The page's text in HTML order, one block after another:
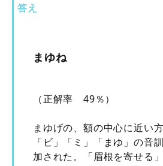
答え
まゆね
（正解率 49％）
まゆげの、額の中心に近い
「ビ」「ミ」「まゆ」の音
加された。「眉根を寄せる